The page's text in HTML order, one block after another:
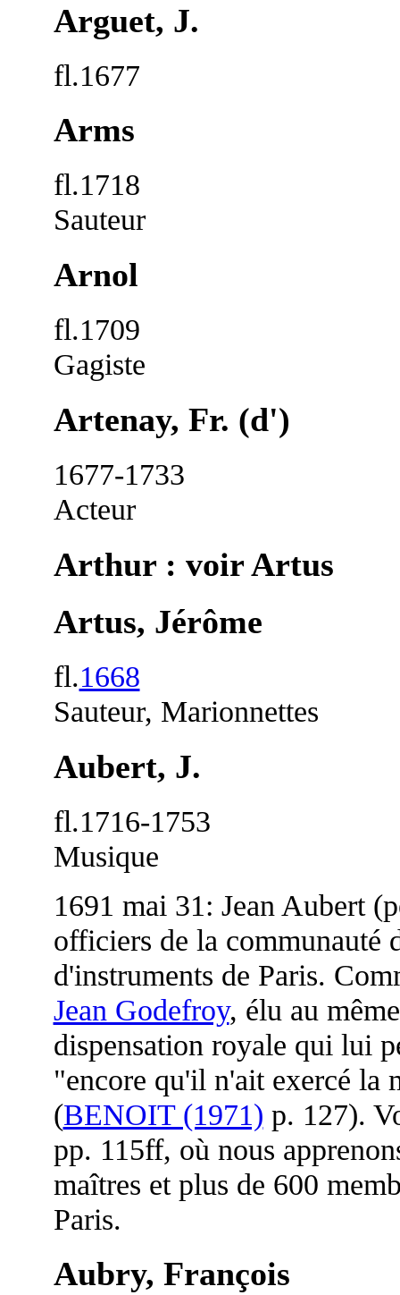
Arguet, J.
fl.1677
Arms
fl.1718
Sauteur
Arnol
fl.1709
Gagiste
Artenay, Fr. (d')
1677-1733
Acteur
Arthur : voir Artus
Artus, Jérôme
fl.1668
Sauteur, Marionnettes
Aubert, J.
fl.1716-1753
Musique
1691 mai 31: Jean Aubert
officiers de la communauté
d'instruments de Paris.
Jean Godefroy, élu au
dispensation royale qui lui
"encore qu'il n'ait exercé la
(BENOIT (1971) p. 127).
pp. 115ff, où nous
maîtres et plus de 600
Paris.
Aubry, François